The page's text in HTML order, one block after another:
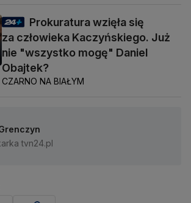
Prokuratura wzięła się
za człowieka Kaczyńskiego. Już
nie "wszystko mogę" Daniel
Obajtek?
CZARNO NA BIAŁYM
tvn24.pl